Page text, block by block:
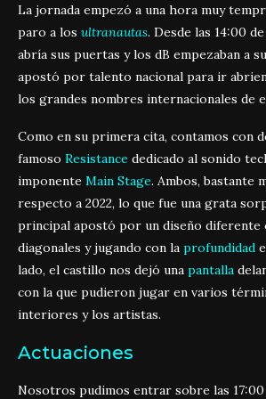
La jornada empezó a una hora muy
paro a los ultranautas. Desde las 14:00
abría sus puertas y los dB empezaban a
apostó por talento nacional para ir
los grandes nombres internacionales de
Como en su primera cita, contamos con
famoso Resistance dedicado al sonido
imponente Main Stage. Ambos, bastante
respecto a 2022, lo que fue una grata
principal apostó por un diseño diferente
diagonales y jugando con la profundidad
lado, el castillo nos dejó una pantalla
con la que pudieron jugar en varios
interiores y los artistas.
Actuaciones
Nosotros pudimos entrar sobre las 17:00